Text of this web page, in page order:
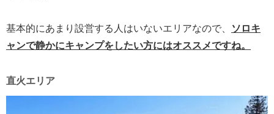
基本的にあまり設営する人はいないエリアなので、
ソロキ
ャンで静かにキャンプをしたい方にはオススメですね。
直火エリア